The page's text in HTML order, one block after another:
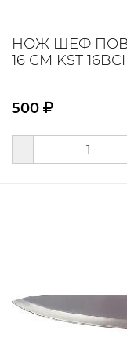
НОЖ ШЕФ
16 СМ KST
500
-